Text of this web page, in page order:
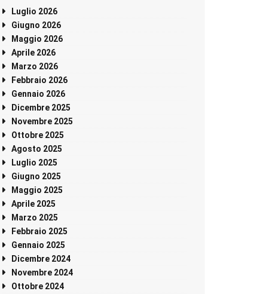
Luglio 2026
Giugno 2026
Maggio 2026
Aprile 2026
Marzo 2026
Febbraio 2026
Gennaio 2026
Dicembre 2025
Novembre 2025
Ottobre 2025
Agosto 2025
Luglio 2025
Giugno 2025
Maggio 2025
Aprile 2025
Marzo 2025
Febbraio 2025
Gennaio 2025
Dicembre 2024
Novembre 2024
Ottobre 2024